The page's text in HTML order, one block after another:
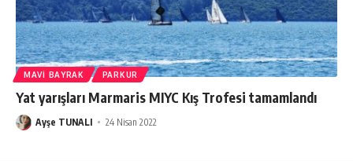
MAVI BAYRAK PARKUR
Yat yarışları Marmaris MIYC Kış Trofesi tamamlandı
Ayşe TUNALI 24 Nisan 2022